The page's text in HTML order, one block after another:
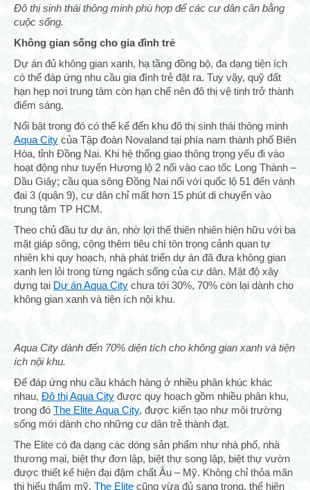
Đô thị sinh thái thông minh phù hợp để các cư dân cân bằng
cuộc sống.
Không gian sống cho gia đình trẻ
Dự án đủ không gian xanh, hạ tầng đồng bộ, đa dạng tiện ích
có thể đáp ứng nhu cầu gia đình trẻ đặt ra. Tuy vậy, quỹ đất
hạn hẹp nơi trung tâm còn hạn chế nên đô thị vệ tinh trở thành
điểm sáng.
Nổi bật trong đó có thể kể đến khu đô thị sinh thái thông minh
Aqua City của Tập đoàn Novaland tại phía nam thành phố Biên
Hòa, tỉnh Đồng Nai. Khi hệ thống giao thông trọng yếu đi vào
hoạt động như tuyến Hương lộ 2 nối vào cao tốc Long Thành –
Dầu Giây; cầu qua sông Đồng Nai nối với quốc lộ 51 đến vành
đai 3 (quận 9), cư dân chỉ mất hơn 15 phút di chuyển vào
trung tâm TP HCM.
Theo chủ đầu tư dự án, nhờ lợi thế thiên nhiên hiện hữu với ba
mặt giáp sông, cộng thêm tiêu chí tôn trọng cảnh quan tự
nhiên khi quy hoạch, nhà phát triển dự án đã đưa không gian
xanh len lỏi trong từng ngách sống của cư dân. Mật độ xây
dựng tại Dự án Aqua City chưa tới 30%, 70% còn lại dành cho
không gian xanh và tiện ích nội khu.
Aqua City dành đến 70% diện tích cho không gian xanh và tiện
ích nội khu.
Để đáp ứng nhu cầu khách hàng ở nhiều phân khúc khác
nhau, Đô thị Aqua City được quy hoạch gồm nhiều phân khu,
trong đó The Elite Aqua City, được kiến tạo như môi trường
sống mới dành cho những cư dân trẻ thành đạt.
The Elite có đa dạng các dòng sản phẩm như nhà phố, nhà
thương mại, biệt thự đơn lập, biệt thự song lập, biệt thự vườn
được thiết kế hiện đại đậm chất Âu – Mỹ. Không chỉ thỏa mãn
thị hiếu thẩm mỹ, The Elite cũng vừa đủ sang trọng, thể hiện